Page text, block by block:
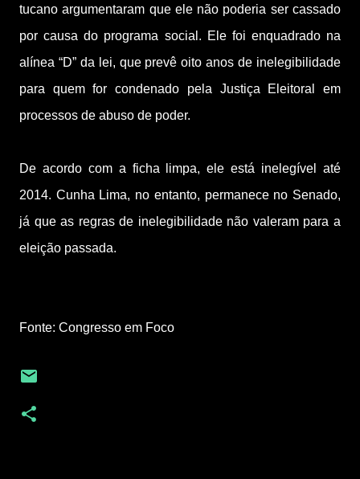
tucano argumentaram que ele não poderia ser cassado
por causa do programa social. Ele foi enquadrado na
alínea “D” da lei, que prevê oito anos de inelegibilidade
para quem for condenado pela Justiça Eleitoral em
processos de abuso de poder.
De acordo com a ficha limpa, ele está inelegível até
2014. Cunha Lima, no entanto, permanece no Senado,
já que as regras de inelegibilidade não valeram para a
eleição passada.
Fonte: Congresso em Foco